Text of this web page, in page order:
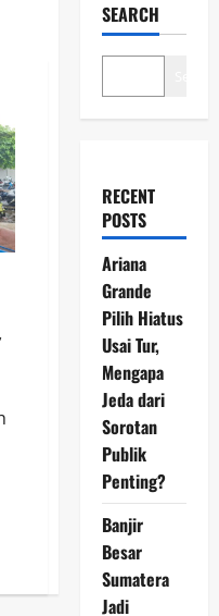
SEARCH
RECENT
POSTS
Ariana
Grande
Pilih Hiatus
Usai Tur,
Mengapa
Jeda dari
Sorotan
Publik
Penting?
Banjir
Besar
Sumatera
Jadi